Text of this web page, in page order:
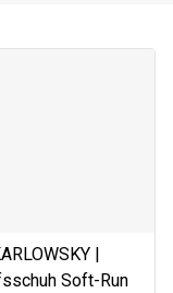
|
Soft-Run